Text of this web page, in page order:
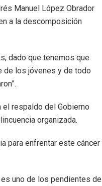
Manuel López Obrador
a la descomposición
dado que tenemos que
de los jóvenes y de todo
respaldo del Gobierno
organizada.
para enfrentar este cáncer
uno de los pendientes de